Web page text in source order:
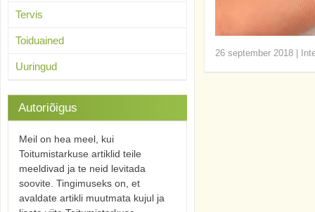
26 september 2018
Tervis
Toiduained
Uuringud
Autoriõigus
Meil on hea meel, kui
Toitumistarkuse artiklid teile
meeldivad ja te neid levitada
soovite. Tingimuseks on, et
avaldate artikli muutmata kujul ja